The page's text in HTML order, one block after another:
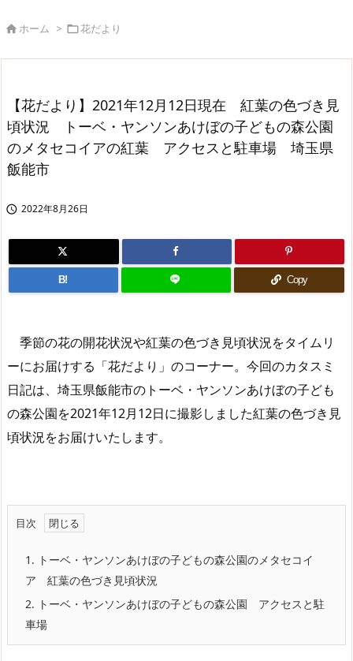
ホーム > 花だより
【花だより】2021年12月12日現在 紅葉の色づき見
頃状況 トーベ・ヤンソンあけぼの子どもの森公園
のメタセコイアの紅葉 アクセスと駐車場 埼玉県
飯能市
 2022年8月26日
B! Copy
季節の花の開花状況や紅葉の色づき見頃状況をタイムリ
ーにお届けする「花だより」のコーナー。今回のカタスミ
日記は、埼玉県飯能市のトーベ・ヤンソンあけぼの子ども
の森公園を2021年12月12日に撮影しました紅葉の色づき見
頃状況をお届けいたします。
目次
1. トーベ・ヤンソンあけぼの子どもの森公園のメタセコイ
ア 紅葉の色づき見頃状況
2. トーベ・ヤンソンあけぼの子どもの森公園 アクセスと駐
車場